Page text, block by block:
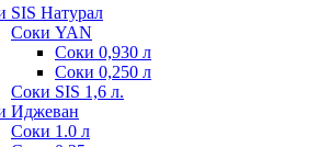
SIS Натурал
Соки YAN
Соки 0,930 л
Соки 0,250 л
Соки SIS 1,6 л.
Иджеван
Соки 1.0 л